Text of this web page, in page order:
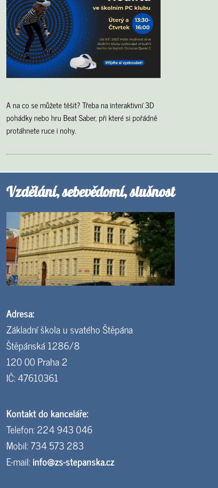
A na co se můžete těšit? Třeba na interaktivní 3D
pohádky nebo hru Beat Saber, při které si pořádně
protáhnete ruce i nohy.
Vzdělání, sebevědomí, slušnost
Adresa:
Základní škola u svatého Štěpána
Štěpánská 1286/8
120 00 Praha 2
IČ: 47610361
Kontakt do kanceláře:
Telefon: 224 943 046
Mobil: 734 573 283
E-mail:info@zs-stepanska.cz